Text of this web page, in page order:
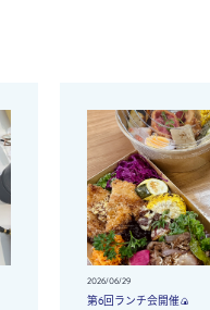
2026/06/29
第6回ランチ会開催🍙